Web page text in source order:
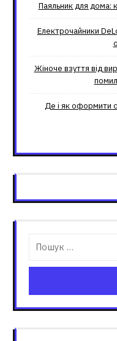
Паяльник для дома:
Електрочайники
Жіноче взуття від
Де і як оформити